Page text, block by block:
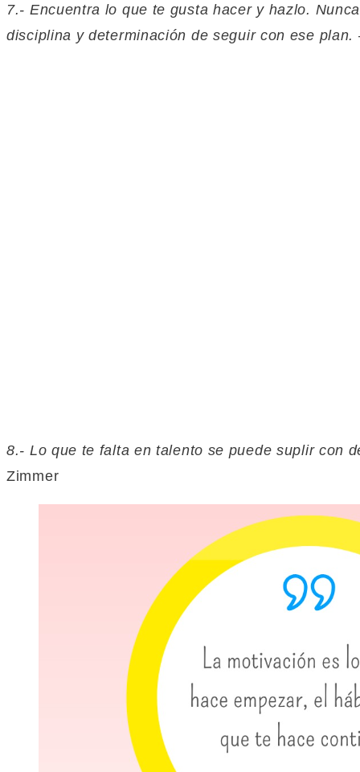
7.- Encuentra lo que te gusta hacer y hazlo.
disciplina y determinación de seguir con ese plan.
8.- Lo que te falta en talento se puede suplir con
Zimmer